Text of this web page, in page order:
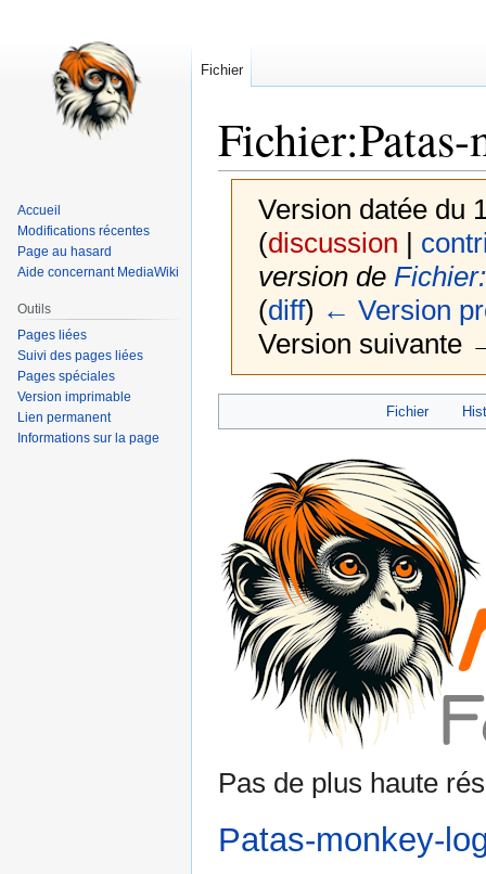
Fichier:
Version datée du
(discussion |
version de
(diff) ← Version
Version suivante
à
navigation
à
recherche
Fichier
Pas de plus haute
Patas-monkey-
Fichier
Accueil
Modifications récentes
Page au hasard
Aide concernant MediaWiki
Outils
Pages liées
Suivi des pages liées
Pages spéciales
Version imprimable
Lien permanent
Informations sur la page